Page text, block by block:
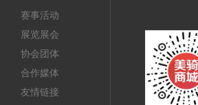
赛事活动
展览展会
协会团体
合作媒体
友情链接